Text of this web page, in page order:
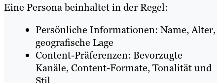
Eine Persona beinhaltet in der Regel:
Persönliche Informationen: Name, Alter,
geografische Lage
Content-Präferenzen: Bevorzugte
Kanäle, Content-Formate, Tonalität und